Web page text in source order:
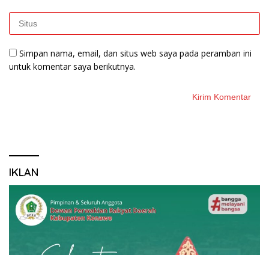
Simpan nama, email, dan situs web saya pada peramban ini
untuk komentar saya berikutnya.
IKLAN